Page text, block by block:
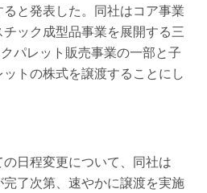
と発表した。同社はコア事業
ック成型品事業を展開する三
パレット販売事業の一部と子
トの株式を譲渡することにし
日程変更について、同社は
完了次第、速やかに譲渡を実施